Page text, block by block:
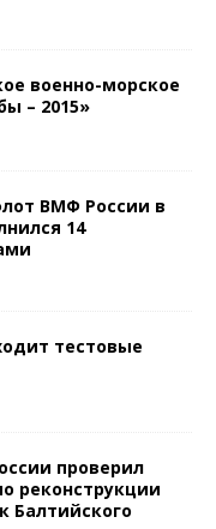
военно-морское
– 2015»
ВМФ России в
14
тестовые
проверил
реконструкции
Балтийского